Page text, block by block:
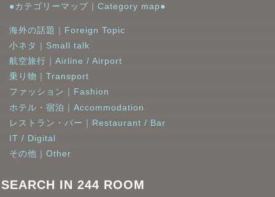
●カテゴリーマップ｜Category map●
海外の話題｜Foreign Topic
小ネタ｜Small talk
航空旅行｜Airline / Airport
乗り物｜Transport
ファッション｜Fashion
ホテル・宿泊｜Accommodation
レストラン・バー｜Restaurant / Bar
IT / Digital
その他｜Other
SEARCH IN 244 ROOM